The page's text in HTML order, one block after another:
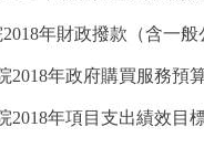
年財政撥款（含一
2018年政府購買服務預
2018年項目支出績效目